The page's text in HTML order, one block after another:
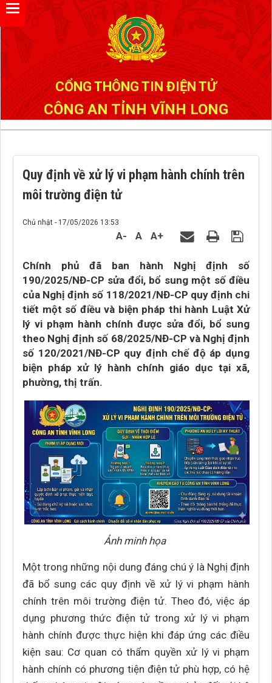
CỔNG THÔNG TIN ĐIỆN TỬ
CÔNG AN TỈNH VĨNH LONG
Quy định về xử lý vi phạm hành chính trên
môi trường điện tử
Chủ nhật - 17/05/2026 13:53
A- A A+
Chính phủ đã ban hành Nghị định số
190/2025/NĐ-CP sửa đổi, bổ sung một số điều
của Nghị định số 118/2021/NĐ-CP quy định chi
tiết một số điều và biện pháp thi hành Luật Xử
lý vi phạm hành chính được sửa đổi, bổ sung
theo Nghị định số 68/2025/NĐ-CP và Nghị định
số 120/2021/NĐ-CP quy định chế độ áp dụng
biện pháp xử lý hành chính giáo dục tại xã,
phường, thị trấn.
Ảnh minh họa
Một trong những nội dung đáng chú ý là Nghị định
đã bổ sung các quy định về xử lý vi phạm hành
chính trên môi trường điện tử. Theo đó, việc áp
dụng phương thức điện tử trong xử lý vi phạm
hành chính được thực hiện khi đáp ứng các điều
kiện sau: Cơ quan có thẩm quyền xử lý vi phạm
hành chính có phương tiện điện tử phù hợp, có hệ